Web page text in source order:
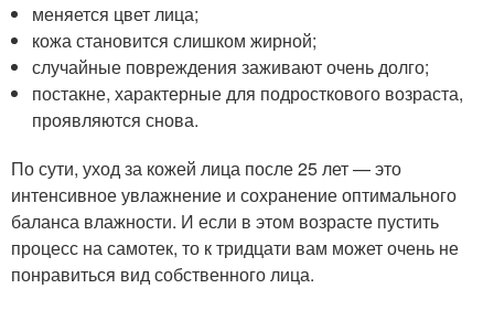
меняется цвет лица;
кожа становится слишком жирной;
случайные повреждения заживают очень долго;
постакне, характерные для подросткового возраста,
проявляются снова.
По сути, уход за кожей лица после 25 лет — это
интенсивное увлажнение и сохранение оптимального
баланса влажности. И если в этом возрасте пустить
процесс на самотек, то к тридцати вам может очень не
понравиться вид собственного лица.